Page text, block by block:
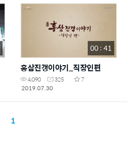
00 : 41
홍삼진갱이야기_직장인편
4,090 325
7
2019.07.30
1